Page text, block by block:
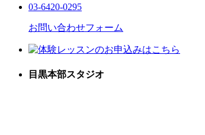
03-6420-0295
お問い合わせフォーム
目黒本部スタジオ